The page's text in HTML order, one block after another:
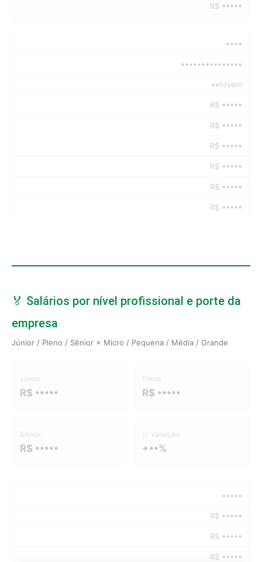
R$ •••••
••••
•••••••••••••••
••h/sem
R$ •••••
R$ •••••
R$ •••••
R$ •••••
R$ •••••
R$ •••••
🏅 Salários por nível profissional e porte da
empresa
Júnior / Pleno / Sênior × Micro / Pequena / Média / Grande
Júnior
R$ •••••
Pleno
R$ •••••
Sênior
R$ •••••
📈 Variação
+••%
•••••
R$ •••••
R$ •••••
R$ •••••